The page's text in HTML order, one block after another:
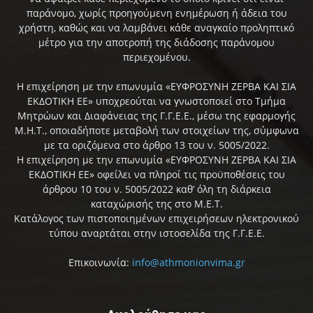
παράνομο, χωρίς προηγούμενη ενημέρωση ή άδεια του
χρήστη, καθώς και να λαμβάνει κάθε αναγκαίο προληπτικό
μέτρο για την αποτροπή της διάδοσης παράνομου
περιεχομένου.
Η επιχείρηση με την επωνυμία «ΕΥΦΡΟΣΥΝΗ ΖΕΡΒΑ ΚΑΙ ΣΙΑ
ΕΚΔΟΤΙΚΗ ΕΕ» υποχρεούται να γνωστοποιεί στο Τμήμα
Μητρώων και Διαφάνειας της Γ.Γ.Ε.Ε., μέσω της εφαρμογής
Μ.Η.Τ., οποιαδήποτε μεταβολή των στοιχείων της, σύμφωνα
με τα οριζόμενα στο άρθρο 13 του ν. 5005/2022.
Η επιχείρηση με την επωνυμία «ΕΥΦΡΟΣΥΝΗ ΖΕΡΒΑ ΚΑΙ ΣΙΑ
ΕΚΔΟΤΙΚΗ ΕΕ» οφείλει να πληροί τις προϋποθέσεις του
άρθρου 10 του ν. 5005/2022 καθ’ όλη τη διάρκεια
καταχώρισής της στο Μ.Ε.Τ.
Κατάλογος των πιστοποιημένων επιχειρήσεων ηλεκτρονικού
τύπου αναρτάται στην ιστοσελίδα της Γ.Γ.Ε.Ε.
Επικοινωνία: info@athmonionvima.gr